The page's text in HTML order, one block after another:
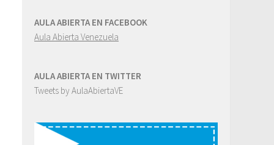
AULA ABIERTA EN FACEBOOK
Aula Abierta Venezuela
AULA ABIERTA EN TWITTER
Tweets by AulaAbiertaVE